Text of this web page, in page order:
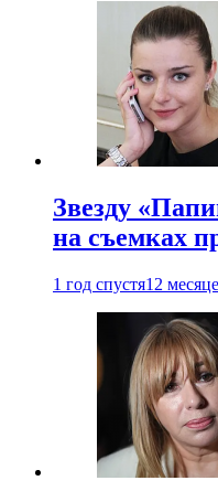
Звезду
на съемках
1 год спустя12